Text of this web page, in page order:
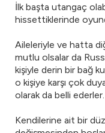
İlk başta utangaç
hissettiklerinde
Aileleriyle ve hatta
mutlu olsalar da
kişiyle derin bir bağ
o kişiye karşı çok
olarak da belli ederler.
Kendilerine ait bir